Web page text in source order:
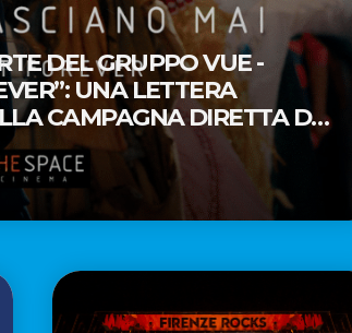
DEL GRUPPO VUE -
UNA LETTERA
CAMPAGNA DIRETTA DAL
TAIKA WAITITI